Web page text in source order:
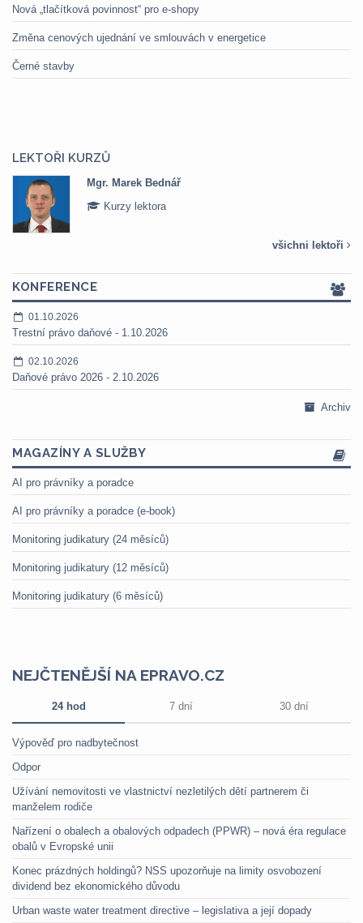
Nová „tlačítková povinnost“ pro e-shopy
Změna cenových ujednání ve smlouvách v energetice
Černé stavby
LEKTOŘI KURZŮ
Mgr. Marek Bednář
Kurzy lektora
všichni lektoři
KONFERENCE
01.10.2026
Trestní právo daňové - 1.10.2026
02.10.2026
Daňové právo 2026 - 2.10.2026
Archiv
MAGAZÍNY A SLUŽBY
AI pro právníky a poradce
AI pro právníky a poradce (e-book)
Monitoring judikatury (24 měsíců)
Monitoring judikatury (12 měsíců)
Monitoring judikatury (6 měsíců)
NEJČTENĚJŠÍ NA EPRAVO.CZ
24 hod 7 dní 30 dní
Výpověď pro nadbytečnost
Odpor
Užívání nemovitosti ve vlastnictví nezletilých dětí partnerem či
manželem rodiče
Nařízení o obalech a obalových odpadech (PPWR) – nová éra regulace
obalů v Evropské unii
Konec prázdných holdingů? NSS upozorňuje na limity osvobození
dividend bez ekonomického důvodu
Urban waste water treatment directive – legislativa a její dopady